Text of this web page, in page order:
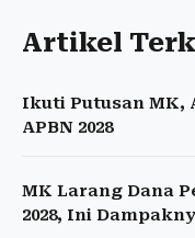
Artikel
Ikuti Putusan MK,
APBN 2028
MK Larang Dana
2028, Ini